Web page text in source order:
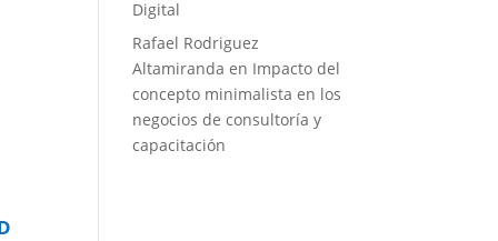
Digital
Rafael Rodriguez
Altamiranda en Impacto del
concepto minimalista en los
negocios de consultoría y
capacitación